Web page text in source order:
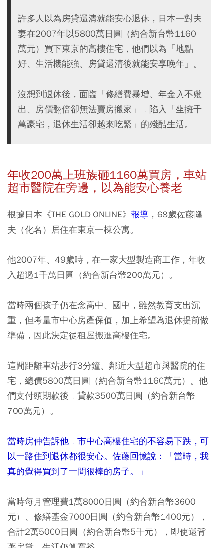
許多人以為房貸還清就能安心退休，日本一對夫
妻在2007年以5800萬日圓（約合新台幣1160
萬元）買下東京的高樓住宅，他們以為「地點
好、生活機能強、房貸還清後就能安享晚年」。
沒想到退休後，面臨「修繕費暴增、年金入不敷
出、房價翻倍卻無法賣房搬家」，陷入「坐擁千
萬豪宅，退休生活卻越來吃緊」的殘酷生活。
年收200萬上班族砸1160萬買房，車站
超市醫院在旁邊，以為能安心養老
根據日本《THE GOLD ONLINE》 報導 ，68歲佐藤隆
夫（化名）居住在東京一棟公寓。
他2007年、49歲時，在一家大型製造商工作，年收
入超過1千萬日圓（約合新台幣200萬元）。
當時兩個孩子仍在念高中、國中，雖然教育支出沉
重，但考量市中心房產保值，加上希望為退休提前做
準備，因此決定從租屋搬進高樓住宅。
這間距離車站步行3分鐘、鄰近大型超市與醫院的住
宅，總價5800萬日圓（約合新台幣1160萬元）。 他
們支付頭期款後，貸款3500萬日圓（約合新台幣
700萬元）。
當時房仲告訴他，市中心高樓住宅的不容易下跌，可
以一路住到退休都很安心。佐藤回憶說：「當時，我
真的覺得買到了一間很棒的房子。」
當時每月管理費1萬8000日圓（約合新台幣3600
元）、修繕基金7000日圓（約合新台幣1400元），
合計2萬5000日圓（約合新台幣5千元）
， 即使還背